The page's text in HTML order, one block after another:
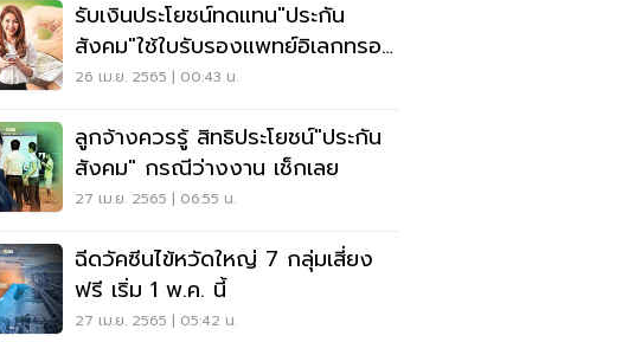
รับเงินประโยชน์ทดแทน"ประกัน
สังคม"ใช้ใบรับรองแพทย์อิเลกทรอนิ
กส์ได้แล้ว
26 เม.ย. 2565 | 00:43 น.
ลูกจ้างควรรู้ สิทธิประโยชน์"ประกัน
สังคม" กรณีว่างงาน เช็กเลย
27 เม.ย. 2565 | 06:55 น.
ฉีดวัคซีนไข้หวัดใหญ่ 7 กลุ่มเสี่ยง
ฟรี เริ่ม 1 พ.ค. นี้
27 เม.ย. 2565 | 05:42 น.